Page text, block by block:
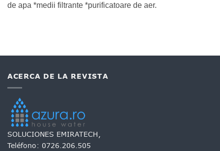
de apa *medii filtrante *purificatoare de aer.
ACERCA DE LA REVISTA
SOLUCIONES EMIRATECH,
Teléfono: 0726.206.505